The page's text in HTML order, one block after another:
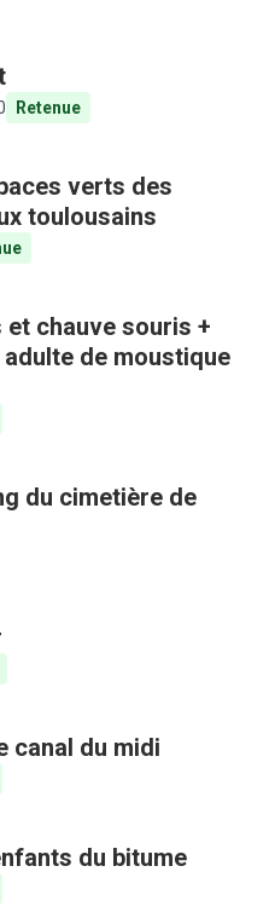
Retenue
verts des
toulousains
chauve souris +
de moustique
du cimetière de
canal du midi
du bitume